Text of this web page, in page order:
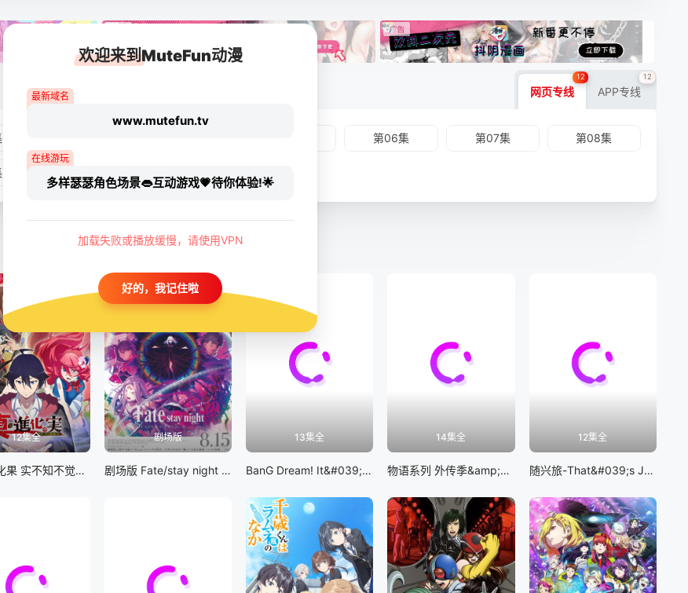
网页专线
12
APP专线
12
第06集 第07集 第08集
第11集 第12集
12集全
真・进化果 实不知不觉踏上胜利的人生
剧场版
剧场版 Fate/stay night [Heaven&#039;s Feel] III.spring song
13集全
BanG Dream! It&#039;s MyGO!!!!!
14集全
物语系列 外传季&amp;怪物季
12集全
随兴旅-That&#039;s Journey-
欢迎来到MuteFun动漫
最新域名
www.mutefun.tv
在线游玩
多样瑟瑟角色场景👄互动游戏💗待你体验!🌟
加载失败或播放缓慢，请使用VPN
好的，我记住啦